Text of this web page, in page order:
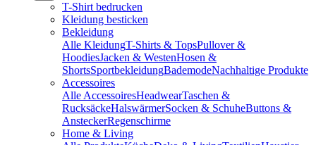
T-Shirt bedrucken
Kleidung besticken
Bekleidung
Alle KleidungT-Shirts & TopsPullover &
HoodiesJacken & WestenHosen &
ShortsSportbekleidungBademodeNachhaltige Produkte
Accessoires
Alle AccessoiresHeadwearTaschen &
RucksäckeHalswärmerSocken & SchuheButtons &
AnsteckerRegenschirme
Home & Living